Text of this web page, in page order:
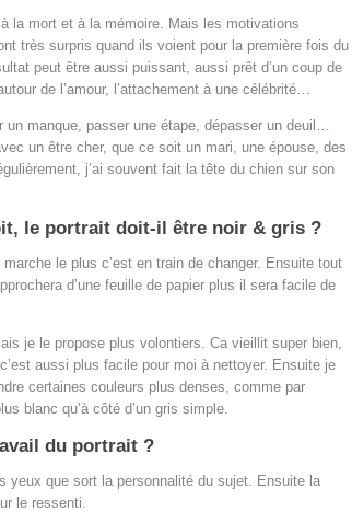
la mort et à la mémoire. Mais les motivations
très surpris quand ils voient pour la première fois du
peut être aussi puissant, aussi prêt d’un coup de
de l’amour, l’attachement à une célébrité…
un manque, passer une étape, dépasser un deuil…
un être cher, que ce soit un mari, une épouse, des
j’ai souvent fait la tête du chien sur son
le portrait doit-il être noir & gris ?
le plus c’est en train de changer. Ensuite tout
d’une feuille de papier plus il sera facile de
je le propose plus volontiers. Ca vieillit super bien,
aussi plus facile pour moi à nettoyer. Ensuite je
certaines couleurs plus denses, comme par
blanc qu’à côté d’un gris simple.
du portrait ?
yeux que sort la personnalité du sujet. Ensuite la
le ressenti.